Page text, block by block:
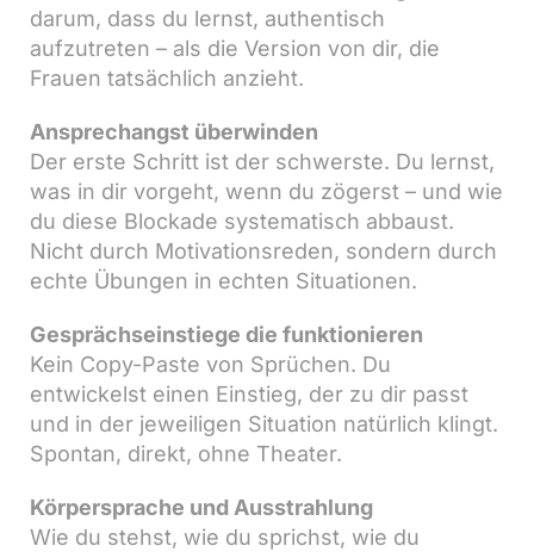
darum, dass du lernst, authentisch
aufzutreten – als die Version von dir, die
Frauen tatsächlich anzieht.
Ansprechangst überwinden
Der erste Schritt ist der schwerste. Du lernst,
was in dir vorgeht, wenn du zögerst – und wie
du diese Blockade systematisch abbaust.
Nicht durch Motivationsreden, sondern durch
echte Übungen in echten Situationen.
Gesprächseinstiege die funktionieren
Kein Copy-Paste von Sprüchen. Du
entwickelst einen Einstieg, der zu dir passt
und in der jeweiligen Situation natürlich klingt.
Spontan, direkt, ohne Theater.
Körpersprache und Ausstrahlung
Wie du stehst, wie du sprichst, wie du